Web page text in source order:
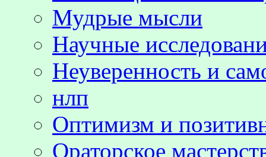
Мудрые мысли
Научные
Неуверенность и
нлп
Оптимизм и
Ораторское